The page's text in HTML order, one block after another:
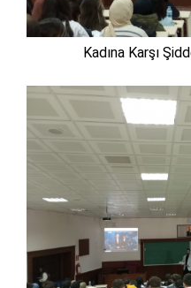
Kadına Karşı